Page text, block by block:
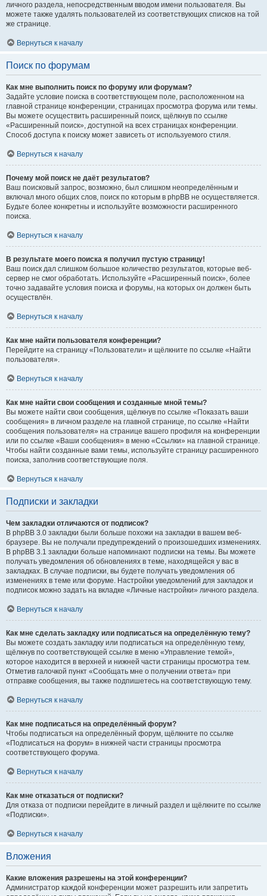
личного раздела, непосредственным вводом имени пользователя. Вы
можете также удалять пользователей из соответствующих списков на той
же странице.
Вернуться к началу
Поиск по форумам
Как мне выполнить поиск по форуму или форумам?
Задайте условие поиска в соответствующем поле, расположенном на
главной странице конференции, страницах просмотра форума или темы.
Вы можете осуществить расширенный поиск, щёлкнув по ссылке
«Расширенный поиск», доступной на всех страницах конференции.
Способ доступа к поиску может зависеть от используемого стиля.
Вернуться к началу
Почему мой поиск не даёт результатов?
Ваш поисковый запрос, возможно, был слишком неопределённым и
включал много общих слов, поиск по которым в phpBB не осуществляется.
Будьте более конкретны и используйте возможности расширенного
поиска.
Вернуться к началу
В результате моего поиска я получил пустую страницу!
Ваш поиск дал слишком большое количество результатов, которые веб-
сервер не смог обработать. Используйте «Расширенный поиск», более
точно задавайте условия поиска и форумы, на которых он должен быть
осуществлён.
Вернуться к началу
Как мне найти пользователя конференции?
Перейдите на страницу «Пользователи» и щёлкните по ссылке «Найти
пользователя».
Вернуться к началу
Как мне найти свои сообщения и созданные мной темы?
Вы можете найти свои сообщения, щёлкнув по ссылке «Показать ваши
сообщения» в личном разделе на главной странице, по ссылке «Найти
сообщения пользователя» на странице вашего профиля на конференции
или по ссылке «Ваши сообщения» в меню «Ссылки» на главной странице.
Чтобы найти созданные вами темы, используйте страницу расширенного
поиска, заполнив соответствующие поля.
Вернуться к началу
Подписки и закладки
Чем закладки отличаются от подписок?
В phpBB 3.0 закладки были больше похожи на закладки в вашем веб-
браузере. Вы не получали предупреждений о произошедших изменениях.
В phpBB 3.1 закладки больше напоминают подписки на темы. Вы можете
получать уведомления об обновлениях в теме, находящейся у вас в
закладках. В случае подписки, вы будете получать уведомления об
изменениях в теме или форуме. Настройки уведомлений для закладок и
подписок можно задать на вкладке «Личные настройки» личного раздела.
Вернуться к началу
Как мне сделать закладку или подписаться на определённую тему?
Вы можете создать закладку или подписаться на определённую тему,
щёлкнув по соответствующей ссылке в меню «Управление темой»,
которое находится в верхней и нижней части страницы просмотра тем.
Отметив галочкой пункт «Сообщать мне о получении ответа» при
отправке сообщения, вы также подпишетесь на соответствующую тему.
Вернуться к началу
Как мне подписаться на определённый форум?
Чтобы подписаться на определённый форум, щёлкните по ссылке
«Подписаться на форум» в нижней части страницы просмотра
соответствующего форума.
Вернуться к началу
Как мне отказаться от подписки?
Для отказа от подписки перейдите в личный раздел и щёлкните по ссылке
«Подписки».
Вернуться к началу
Вложения
Какие вложения разрешены на этой конференции?
Администратор каждой конференции может разрешить или запретить